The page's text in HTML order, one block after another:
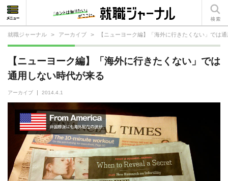
就職ジャーナル > アーカイブ > 【ニューヨーク編】「海外に行きたくない」では
【ニューヨーク編】「海外に行きたくない」では
通用しない時代が来る
アーカイブ 2014.4.1
就活相談
就活ノウハウ
仕事の選び方・ヒント
仕事とは？
就活コラム